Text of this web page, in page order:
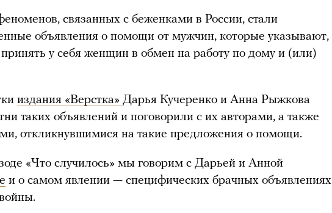
связанных с беженками в России, стали
объявления о помощи от мужчин, которые указывают,
принять у себя женщин в обмен на работу по дому и (или)
издания «Верстка» Дарья Кучеренко и Анна Рыжкова
таких объявлений и поговорили с их авторами, а также
откликнувшимися на такие предложения о помощи.
«Что случилось» мы говорим с Дарьей и Анной
и о самом явлении — специфических брачных объявлениях